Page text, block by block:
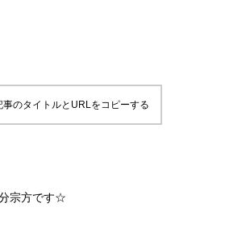
事のタイトルとURLをコピーする
宗方です☆